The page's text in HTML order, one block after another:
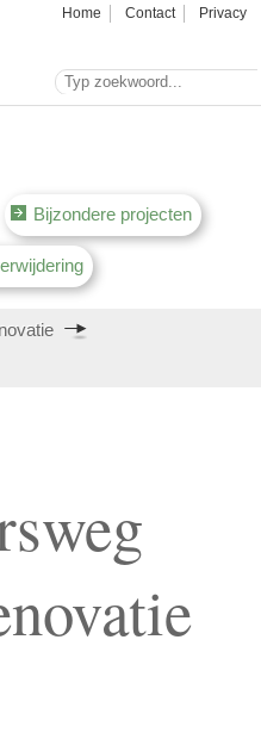
Home Contact Privacy
Bijzondere projecten